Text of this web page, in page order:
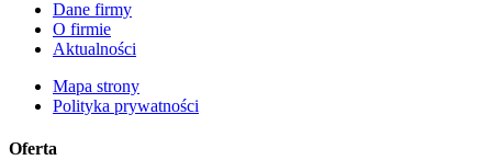
Dane firmy
O firmie
Aktualności
Mapa strony
Polityka prywatności
Oferta